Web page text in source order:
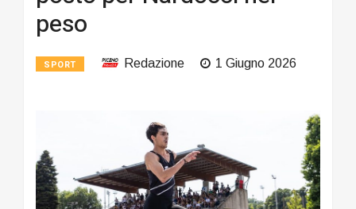
peso
SPORT Redazione 1 Giugno 2026